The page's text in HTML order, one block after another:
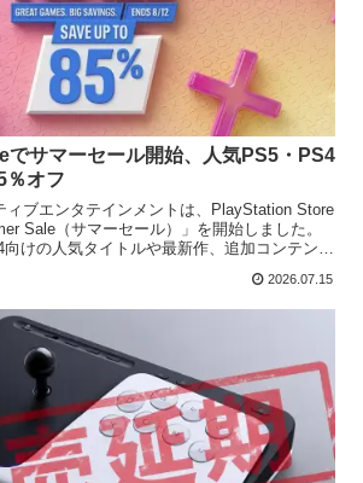
サマーセール開始、人気PS5・PS4
％オフ
ィブエンタテインメントは、PlayStation Store
Sale（サマーセール）」を開始しました。
けの人気タイトルや最新作、追加コンテンツ
2026.07.15